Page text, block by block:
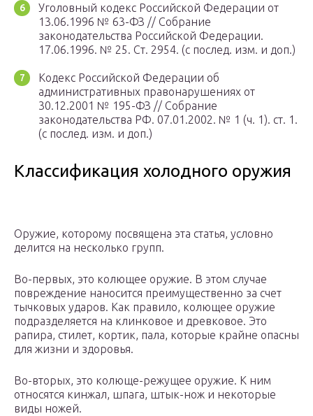
Уголовный кодекс Российской Федерации от
13.06.1996 № 63-ФЗ // Собрание
законодательства Российской Федерации.
17.06.1996. № 25. Ст. 2954. (с послед. изм. и доп.)
Кодекс Российской Федерации об
административных правонарушениях от
30.12.2001 № 195-ФЗ // Собрание
законодательства РФ. 07.01.2002. № 1 (ч. 1). ст. 1.
(с послед. изм. и доп.)
Классификация холодного оружия
Оружие, которому посвящена эта статья, условно
делится на несколько групп.
Во-первых, это колющее оружие. В этом случае
повреждение наносится преимущественно за счет
тычковых ударов. Как правило, колющее оружие
подразделяется на клинковое и древковое. Это
рапира, стилет, кортик, пала, которые крайне опасны
для жизни и здоровья.
Во-вторых, это колюще-режущее оружие. К ним
относятся кинжал, шпага, штык-нож и некоторые
виды ножей.